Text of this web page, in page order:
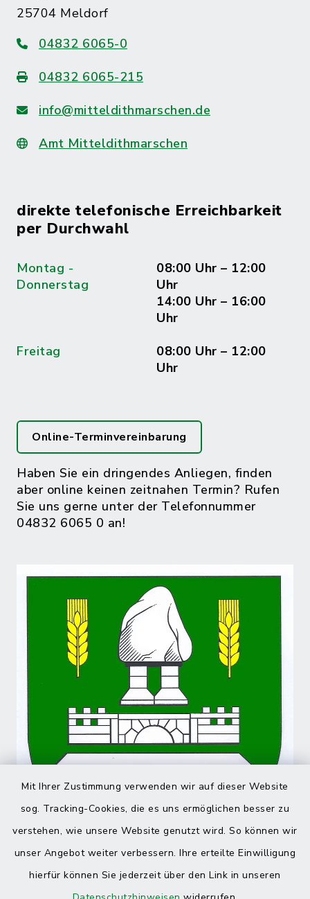
Mit Ihrer Zustimmung verwenden wir auf dieser Website
sog. Tracking-Cookies, die es uns ermöglichen besser zu
verstehen, wie unsere Website genutzt wird. So können wir
unser Angebot weiter verbessern. Ihre erteilte Einwilligung
hierfür können Sie jederzeit über den Link in unseren
25704 Meldorf
04832 6065-0
04832 6065-215
info@mitteldithmarschen.de
Amt Mitteldithmarschen
direkte telefonische Erreichbarkeit
per Durchwahl
Montag -
Donnerstag
08:00 Uhr – 12:00
Uhr
14:00 Uhr – 16:00
Uhr
Freitag
08:00 Uhr – 12:00
Uhr
Online-Terminvereinbarung
Haben Sie ein dringendes Anliegen, finden
aber online keinen zeitnahen Termin? Rufen
Sie uns gerne unter der Telefonnummer
04832 6065 0 an!